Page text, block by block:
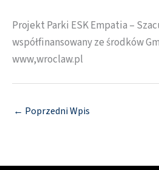
Projekt Parki ESK Empatia –
współfinansowany ze środków
www,wroclaw.pl
← Poprzedni Wpis